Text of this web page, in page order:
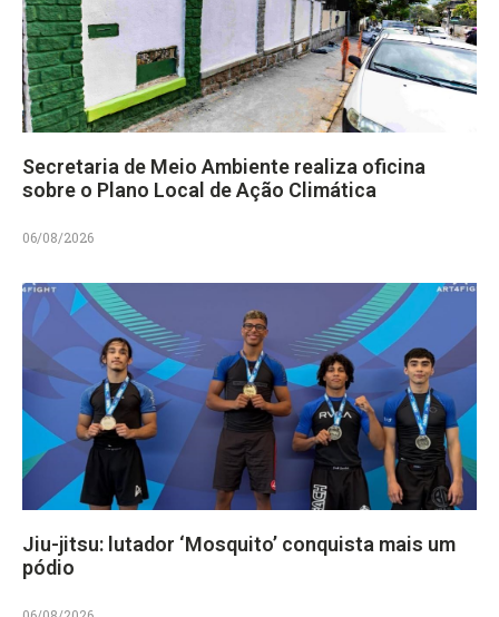
Secretaria de Meio Ambiente realiza oficina
sobre o Plano Local de Ação Climática
06/08/2026
Jiu-jitsu: lutador ‘Mosquito’ conquista mais um
pódio